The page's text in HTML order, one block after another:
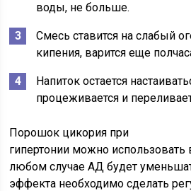
воды, не больше.
Смесь ставится на слабый
кипения, варится еще
Напиток остается
процеживается и
Порошок цикория при
гипертонии можно использовать
любом случае АД будет
эффекта необходимо сделать